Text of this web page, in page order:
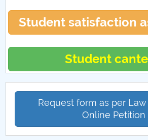
Student satisfaction
Student
Request form as per
Online Petition